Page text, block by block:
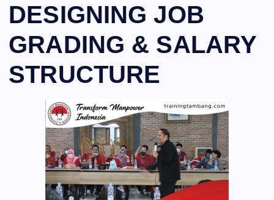
DESIGNING JOB
GRADING & SALARY
STRUCTURE